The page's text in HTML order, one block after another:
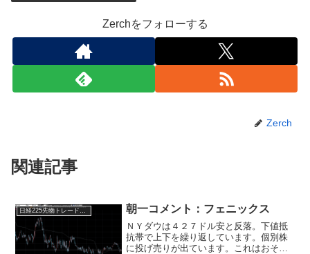
Zerchをフォローする
Zerch
関連記事
日経225先物トレード倶楽部 朝一コメント：フェニックス
ＮＹダウは４２７ドル安と反落。下値抵
抗帯で上下を繰り返しています。個別株
に投げ売りが出ています。これはおそら